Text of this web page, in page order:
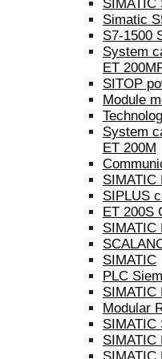
SIMATIC
Simatic
S7-1500
System
ET
SITOP
Module
System
ET 200M
SIMATIC
SIPLUS
ET 200S
SIMATIC
SIMATIC
PLC
SIMATIC
Modular
SIMATIC
SIMATIC